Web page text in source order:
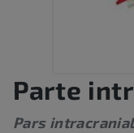
Parte
Pars